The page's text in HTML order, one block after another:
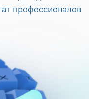
профессионалов